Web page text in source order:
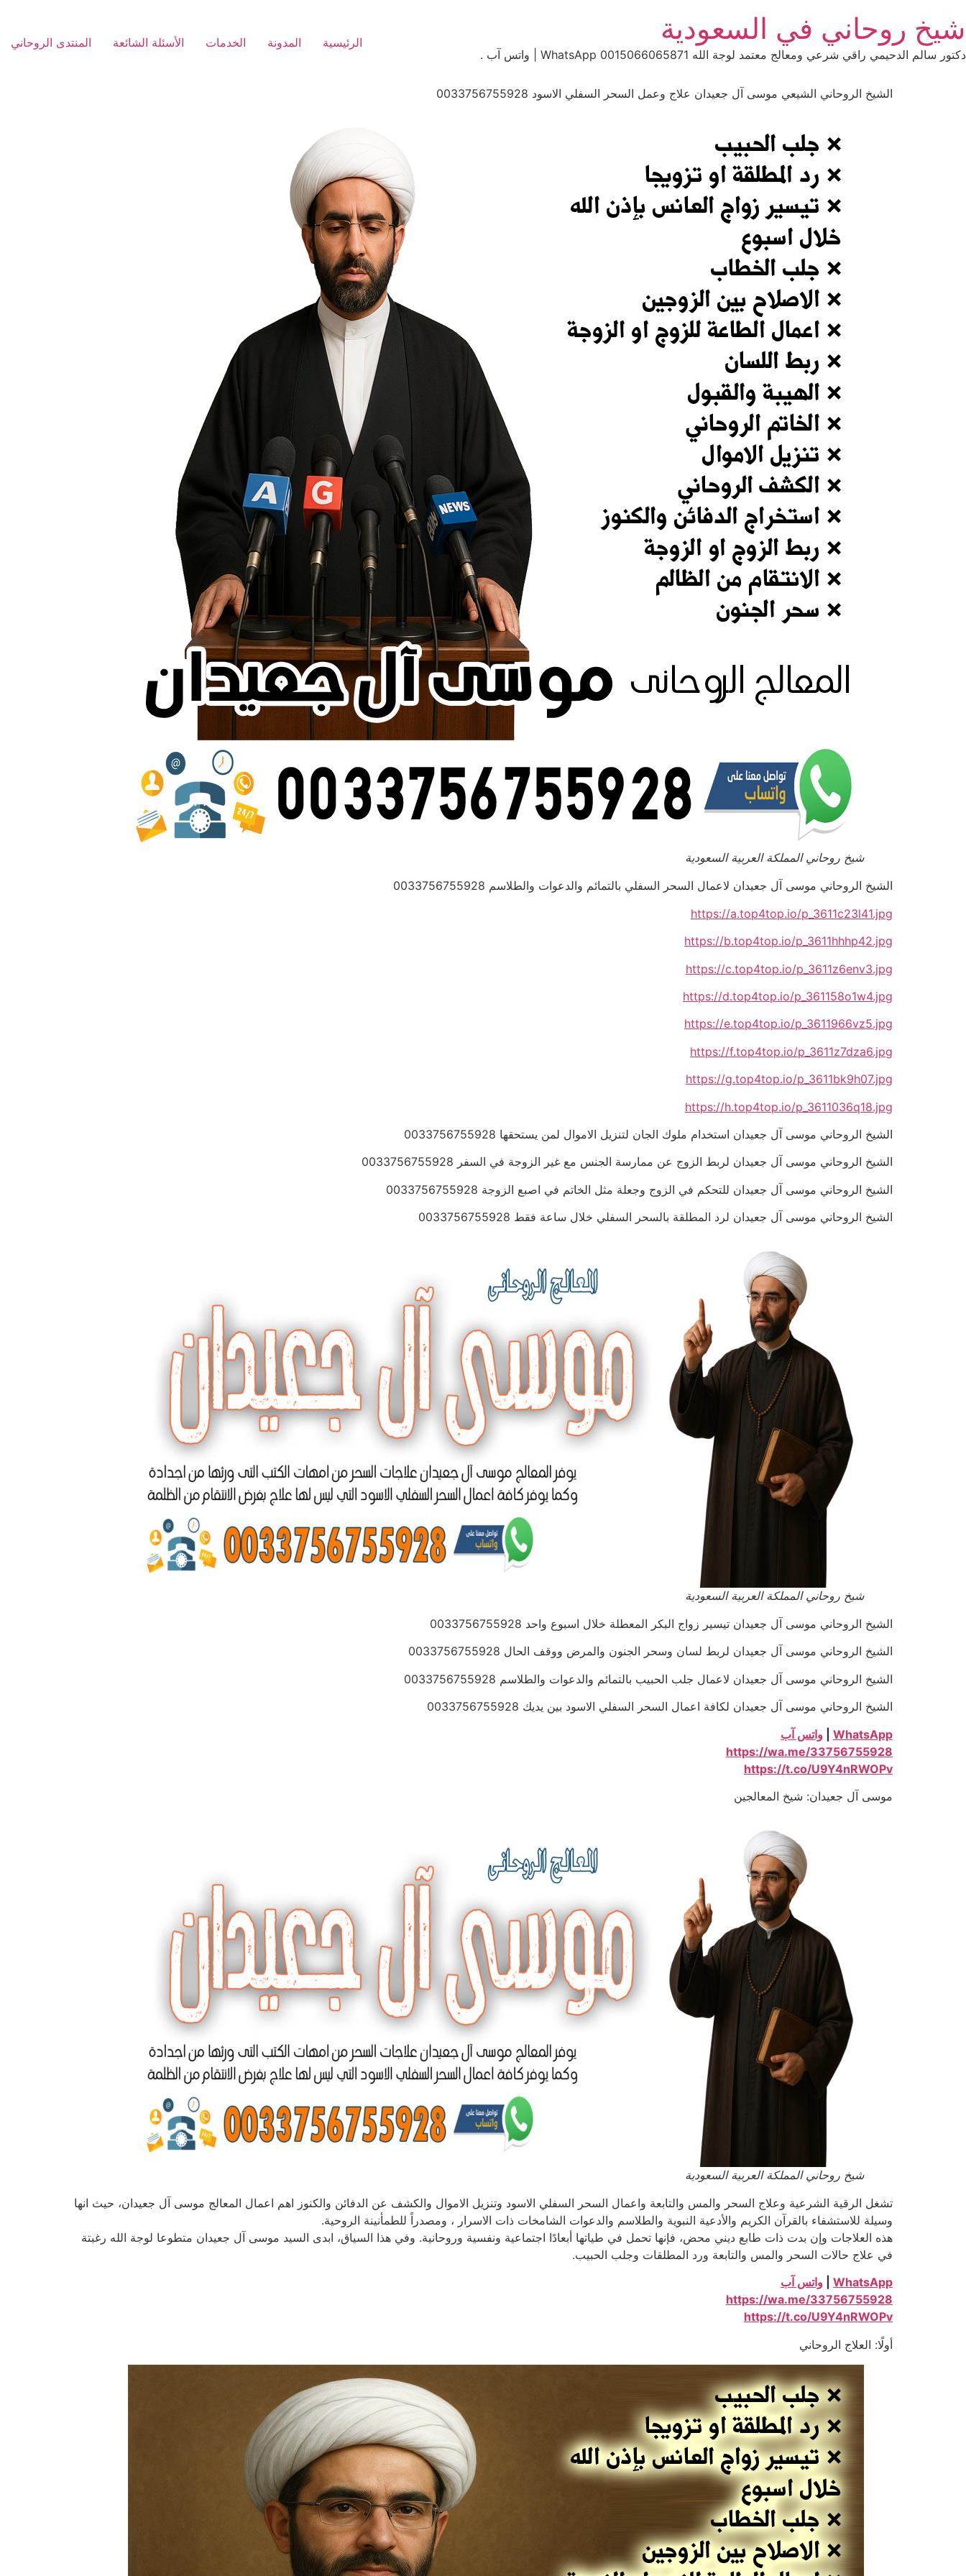
to
content
شيخ روحاني في السعودية
دكتور سالم الدحيمي راقي شرعي ومعالج معتمد لوجة الله 0015066065871 WhatsApp | واتس آب .
الرئيسية المدونة الخدمات الأسئلة الشائعة المنتدى الروحاني
الشيخ الروحاني الشيعي موسى آل جعيدان علاج وعمل السحر السفلي الاسود 0033756755928
شيخ روحاني المملكة العربية السعودية
الشيخ الروحاني موسى آل جعيدان لاعمال السحر السفلي بالتمائم والدعوات والطلاسم 0033756755928
https://a.top4top.io/p_3611c23l41.jpg
https://b.top4top.io/p_3611hhhp42.jpg
https://c.top4top.io/p_3611z6env3.jpg
https://d.top4top.io/p_361158o1w4.jpg
https://e.top4top.io/p_3611966vz5.jpg
https://f.top4top.io/p_3611z7dza6.jpg
https://g.top4top.io/p_3611bk9h07.jpg
https://h.top4top.io/p_3611036q18.jpg
الشيخ الروحاني موسى آل جعيدان استخدام ملوك الجان لتنزيل الاموال لمن يستحقها 0033756755928
الشيخ الروحاني موسى آل جعيدان لربط الزوج عن ممارسة الجنس مع غير الزوجة في السفر 0033756755928
الشيخ الروحاني موسى آل جعيدان للتحكم في الزوج وجعلة مثل الخاتم في اصبع الزوجة 0033756755928
الشيخ الروحاني موسى آل جعيدان لرد المطلقة بالسحر السفلي خلال ساعة فقط 0033756755928
شيخ روحاني المملكة العربية السعودية
الشيخ الروحاني موسى آل جعيدان تيسير زواج البكر المعطلة خلال اسبوع واحد 0033756755928
الشيخ الروحاني موسى آل جعيدان لربط لسان وسحر الجنون والمرض ووقف الحال 0033756755928
الشيخ الروحاني موسى آل جعيدان لاعمال جلب الحبيب بالتمائم والدعوات والطلاسم 0033756755928
الشيخ الروحاني موسى آل جعيدان لكافة اعمال السحر السفلي الاسود بين يديك 0033756755928
WhatsApp
واتس آب
https://wa.me/33756755928
https://t.co/U9Y4nRWOPv
موسى آل جعيدان: شيخ المعالجين
شيخ روحاني المملكة العربية السعودية
تشغل الرقية الشرعية وعلاج السحر والمس والتابعة واعمال السحر السفلي الاسود وتنزيل الاموال والكشف عن الدفائن والكنوز اهم اعمال المعالج موسى آل جعيدان، حيث انها
وسيلة للاستشفاء بالقرآن الكريم والأدعية النبوية والطلاسم والدعوات الشامخات ذات الاسرار ، ومصدراً للطمأنينة الروحية.
هذه العلاجات وإن بدت ذات طابع ديني محض، فإنها تحمل في طياتها أبعادًا اجتماعية ونفسية وروحانية. وفي هذا السياق، ابدى السيد موسى آل جعيدان متطوعا لوجة الله رغبتة
في علاج حالات السحر والمس والتابعة ورد المطلقات وجلب الحبيب.
WhatsApp
واتس آب
https://wa.me/33756755928
https://t.co/U9Y4nRWOPv
أولًا: العلاج الروحاني